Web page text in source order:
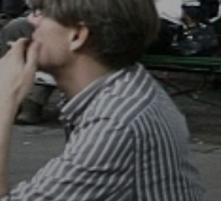
AZ
ÉPÜLŐ
VÁROS
FEJLESZTÉSEK
KÖRNYEZETVÉDELEM
TELEPÜLÉSRENDEZÉS